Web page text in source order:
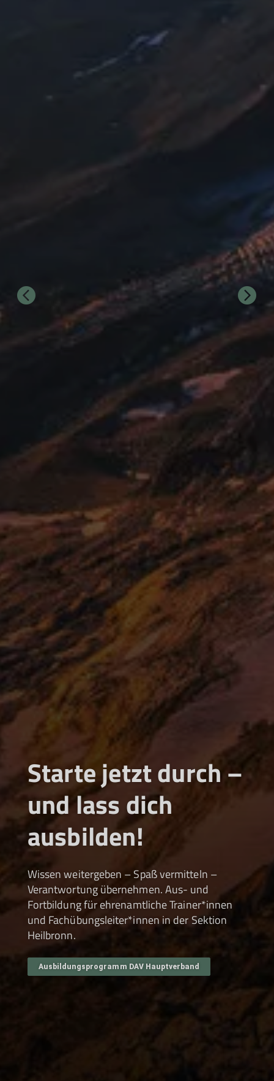
Starte jetzt durch –
und lass dich
ausbilden!
Wissen weitergeben – Spaß vermitteln –
Verantwortung übernehmen. Aus- und
Fortbildung für ehrenamtliche Trainer*innen
und Fachübungsleiter*innen in der Sektion
Heilbronn.
Ausbildungsprogramm DAV Hauptverband